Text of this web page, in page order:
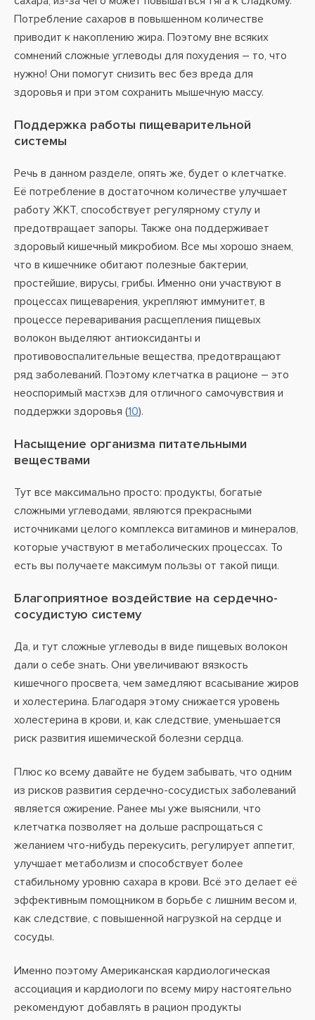
Потребление сахаров в повышенном количестве
приводит к накоплению жира. Поэтому вне всяких
сомнений сложные углеводы для похудения – то, что
нужно! Они помогут снизить вес без вреда для
здоровья и при этом сохранить мышечную массу.
Поддержка работы пищеварительной
системы
Речь в данном разделе, опять же, будет о клетчатке.
Её потребление в достаточном количестве улучшает
работу ЖКТ, способствует регулярному стулу и
предотвращает запоры. Также она поддерживает
здоровый кишечный микробиом. Все мы хорошо знаем,
что в кишечнике обитают полезные бактерии,
простейшие, вирусы, грибы. Именно они участвуют в
процессах пищеварения, укрепляют иммунитет, в
процессе переваривания расщепления пищевых
волокон выделяют антиоксиданты и
противовоспалительные вещества, предотвращают
ряд заболеваний. Поэтому клетчатка в рационе – это
неоспоримый мастхэв для отличного самочувствия и
поддержки здоровья (10).
Насыщение организма питательными
веществами
Тут все максимально просто: продукты, богатые
сложными углеводами, являются прекрасными
источниками целого комплекса витаминов и минералов,
которые участвуют в метаболических процессах. То
есть вы получаете максимум пользы от такой пищи.
Благоприятное воздействие на сердечно-
сосудистую систему
Да, и тут сложные углеводы в виде пищевых волокон
дали о себе знать. Они увеличивают вязкость
кишечного просвета, чем замедляют всасывание жиров
и холестерина. Благодаря этому снижается уровень
холестерина в крови, и, как следствие, уменьшается
риск развития ишемической болезни сердца.
Плюс ко всему давайте не будем забывать, что одним
из рисков развития сердечно-сосудистых заболеваний
является ожирение. Ранее мы уже выяснили, что
клетчатка позволяет на дольше распрощаться с
желанием что-нибудь перекусить, регулирует аппетит,
улучшает метаболизм и способствует более
стабильному уровню сахара в крови. Всё это делает её
эффективным помощником в борьбе с лишним весом и,
как следствие, с повышенной нагрузкой на сердце и
сосуды.
Именно поэтому Американская кардиологическая
ассоциация и кардиологи по всему миру настоятельно
рекомендуют добавлять в рацион продукты